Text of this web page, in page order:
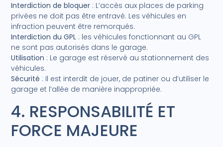
Interdiction de bloquer : L’accès aux places de parking
privées ne doit pas être entravé. Les véhicules en
infraction peuvent être remorqués.
Interdiction du GPL : les véhicules fonctionnant au GPL
ne sont pas autorisés dans le garage.
Utilisation : Le garage est réservé au stationnement des
véhicules.
Sécurité : Il est interdit de jouer, de patiner ou d’utiliser le
garage et l’allée de manière inappropriée.
4. RESPONSABILITÉ ET
FORCE MAJEURE